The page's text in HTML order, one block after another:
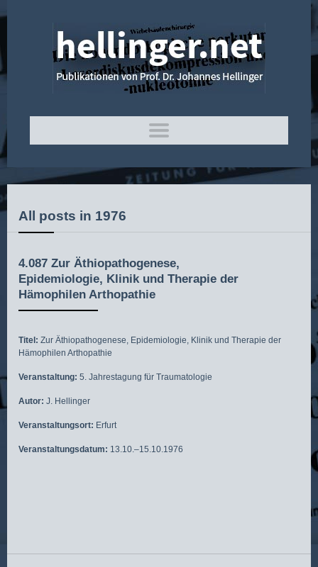
All posts in 1976
4.087 Zur Äthiopathogenese,
Epidemiologie, Klinik und Therapie der
Hämophilen Arthopathie
Titel: Zur Äthiopathogenese, Epidemiologie, Klinik und Therapie der
Hämophilen Arthopathie
Veranstaltung: 5. Jahrestagung für Traumatologie
Autor: J. Hellinger
Veranstaltungsort: Erfurt
Veranstaltungsdatum: 13.10.–15.10.1976